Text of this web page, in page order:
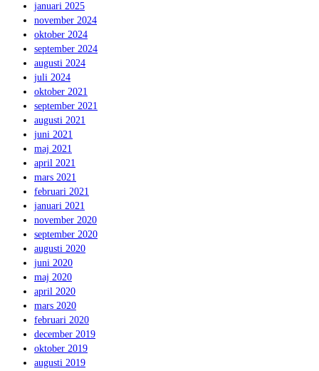
januari 2025
november 2024
oktober 2024
september 2024
augusti 2024
juli 2024
oktober 2021
september 2021
augusti 2021
juni 2021
maj 2021
april 2021
mars 2021
februari 2021
januari 2021
november 2020
september 2020
augusti 2020
juni 2020
maj 2020
april 2020
mars 2020
februari 2020
december 2019
oktober 2019
augusti 2019